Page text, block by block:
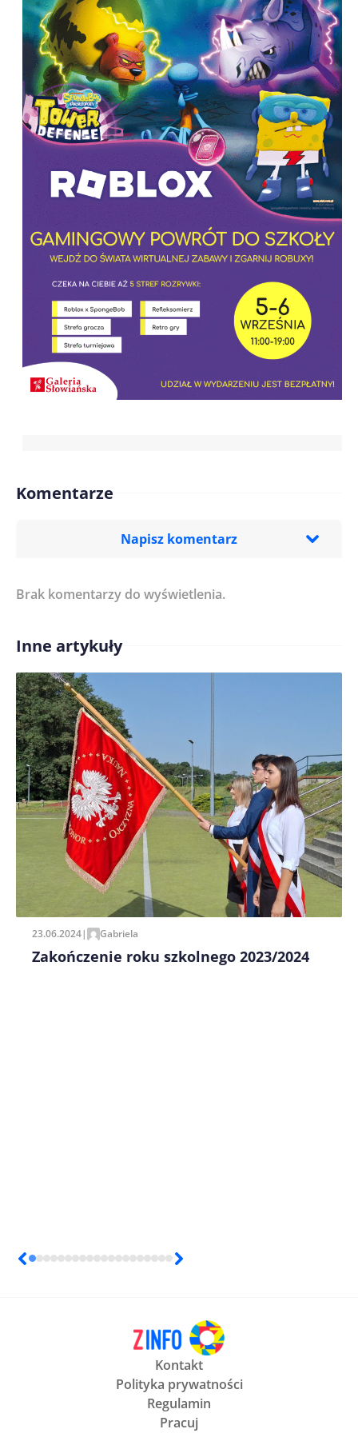
Komentarze
Napisz komentarz
Treść komentarza*
Imię/ Nick*
Zapamiętaj moje dane w tej przeglądarce podczas
pisania kolejnych komentarzy.
Brak komentarzy do wyświetlenia.
Inne artykuły
23.06.2024| Gabriela
Zakończenie roku szkolnego 2023/2024
Kontakt
Polityka prywatności
Regulamin
Pracuj